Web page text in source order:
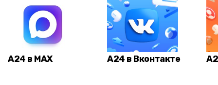
А24 в MAX А24 в Вконтакте